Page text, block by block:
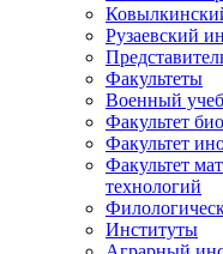
Рузаевский
Факультеты
Военный
Факультет
Факультет
Факультет
технологий
Институты